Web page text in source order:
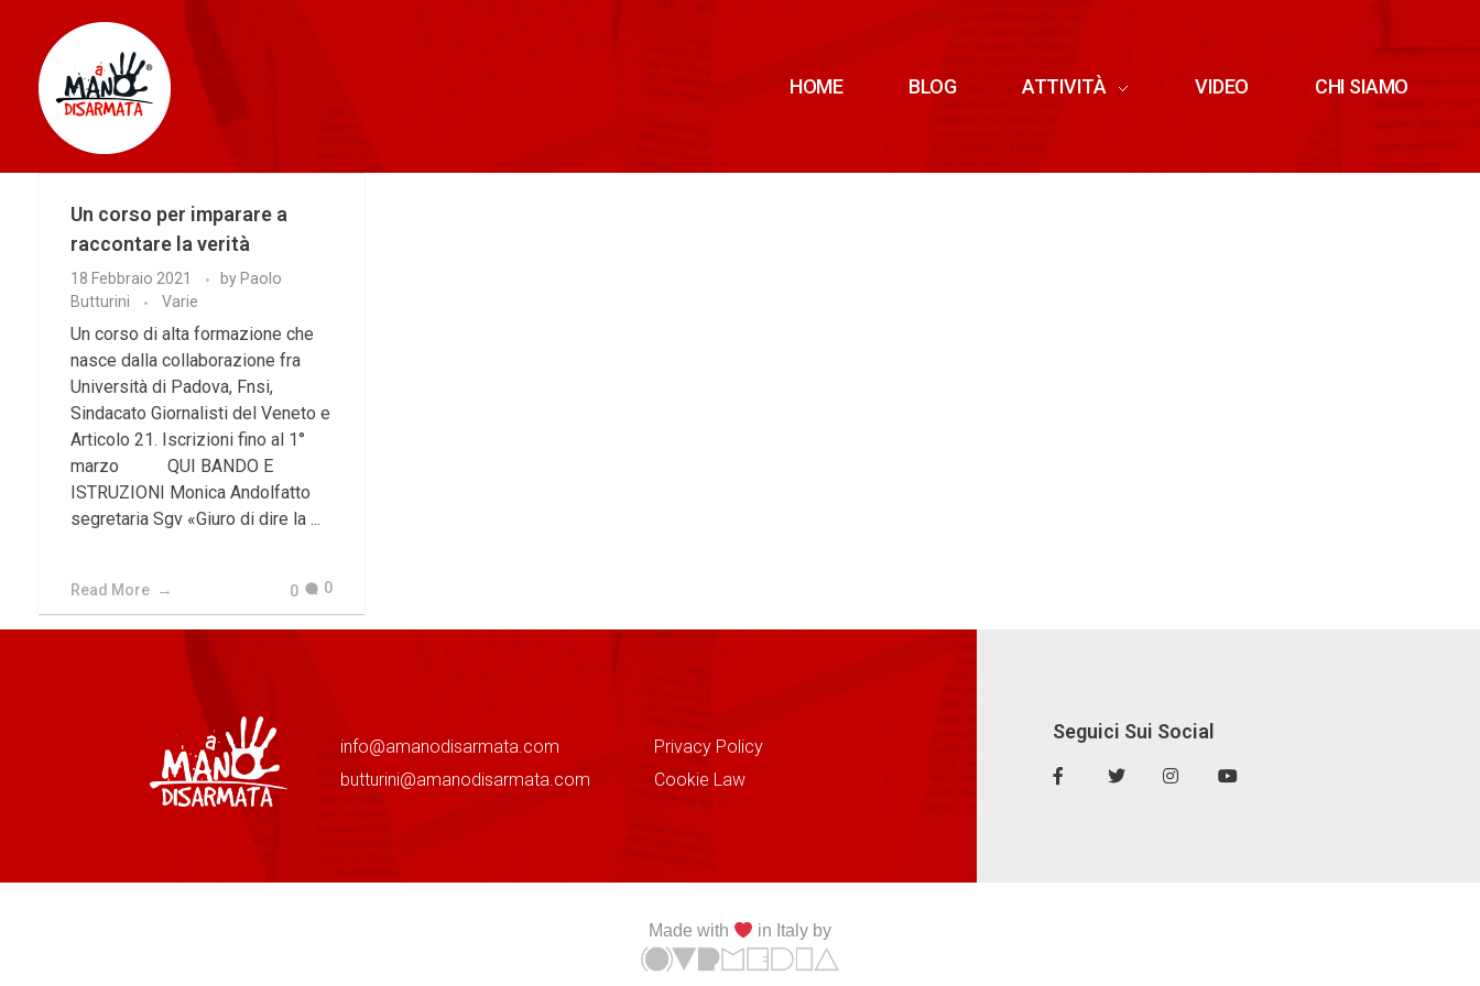
AManoDisarmata
HOME BLOG ATTIVITÀ VIDEO CHI SIAMO
Un corso per imparare a
raccontare la verità
18 Febbraio 2021 by Paolo
Butturini
Varie
Un corso di alta formazione che
nasce dalla collaborazione fra
Università di Padova, Fnsi,
Sindacato Giornalisti del Veneto e
Articolo 21. Iscrizioni fino al 1°
marzo QUI BANDO E
ISTRUZIONI Monica Andolfatto
segretaria Sgv «Giuro di dire la ...
Read More 0 0
info@amanodisarmata.com
butturini@amanodisarmata.com
Privacy Policy
Cookie Law
Seguici Sui Social
Made with in Italy by